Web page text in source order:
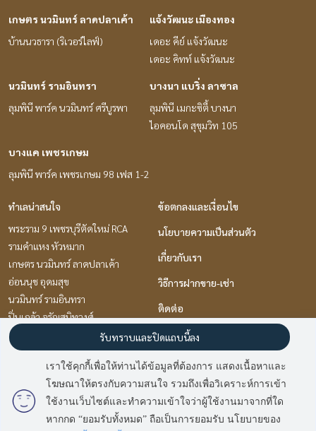
มี2คนกำลังดูประกาศนี้
เกษตร นวมินทร์ ลาดปลาเค้า
บ้านนวธารา (ริเวอร์ไลฟ์)
แจ้งวัฒนะ เมืองทอง
เดอะ คีย์ แจ้งวัฒนะ
เดอะ คิทท์ แจ้งวัฒนะ
นวมินทร์ รามอินทรา
ลุมพินี พาร์ค นวมินทร์ ศรีบูรพา
บางนา แบริ่ง ลาซาล
ลุมพินี เมกะซิตี้ บางนา
ไอคอนโด สุขุมวิท 105
บางแค เพชรเกษม
ลุมพินี พาร์ค เพชรเกษม 98 เฟส 1-2
ทำเลน่าสนใจ
พระราม 9 เพชรบุรีตัดใหม่ RCA
รามคำแหง หัวหมาก
เกษตร นวมินทร์ ลาดปลาเค้า
อ่อนนุช อุดมสุข
นวมินทร์ รามอินทรา
ปิ่นเกล้า จรัญสนิทวงศ์
เกษตรศาสตร์ รัชโยธิน
บางแค เพชรเกษม
แจ้งวัฒนะ เมืองทอง
พัฒนาการ ศรีนครินทร์
ข้อตกลงและเงื่อนไข
นโยบายความเป็นส่วนตัว
เกี่ยวกับเรา
วิธีการฝากขาย-เช่า
ติดต่อ
เราใช้คุกกี้เพื่อให้ท่านได้ข้อมูลที่ต้องการ แสดงเนื้อหาและ
โฆษณาให้ตรงกับความสนใจ รวมถึงเพื่อวิเคราะห์การเข้า
ใช้งานเว็บไซต์และทำความเข้าใจว่าผู้ใช้งานมาจากที่ใด
หากกด “ยอมรับทั้งหมด” ถือเป็นการยอมรับ นโยบายของ
รับทราบและปิดแถบนี้ลง